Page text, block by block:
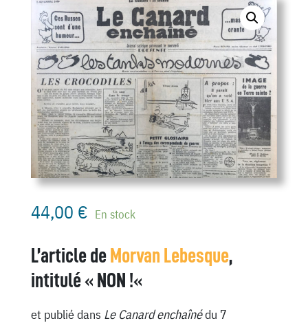
44,00 € En stock
L’article de Morvan Lebesque,
intitulé « NON !«
et publié dans Le Canard enchaînédu 7